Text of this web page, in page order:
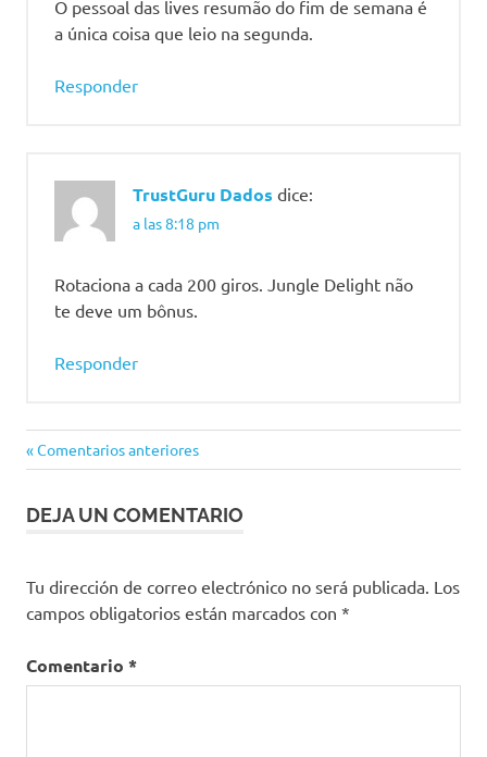
O pessoal das lives resumão do fim de semana é
a única coisa que leio na segunda.
Responder
TrustGuru Dados dice:
a las 8:18 pm
Rotaciona a cada 200 giros. Jungle Delight não
te deve um bônus.
Responder
Navegación
de
Comentarios anteriores
DEJA UN COMENTARIO
Tu dirección de correo electrónico no será publicada. Los
campos obligatorios están marcados con *
Comentario *